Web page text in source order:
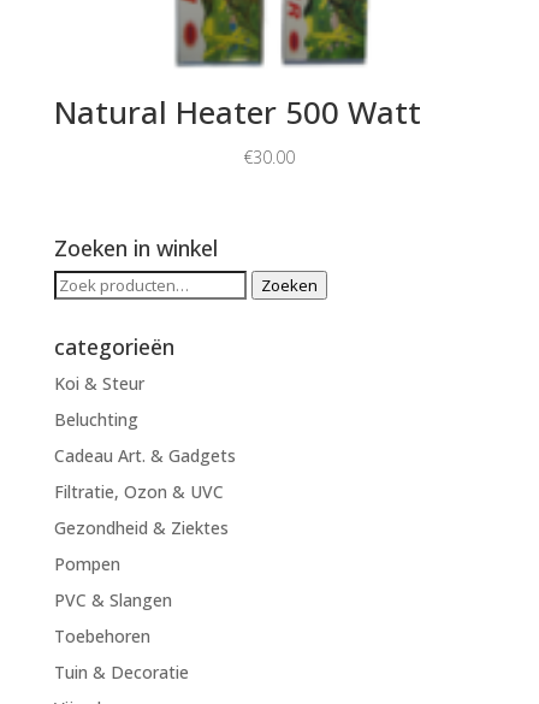
Natural Heater 500 Watt
€30.00
Zoeken in winkel
Zoeken
Zoeken
categorieën
Koi & Steur
Beluchting
Cadeau Art. & Gadgets
Filtratie, Ozon & UVC
Gezondheid & Ziektes
Pompen
PVC & Slangen
Toebehoren
Tuin & Decoratie